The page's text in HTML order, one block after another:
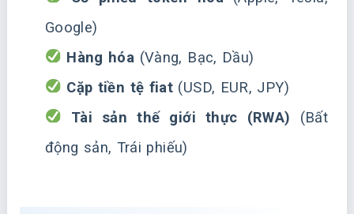
Google)
Hàng hóa (Vàng, Bạc, Dầu)
Cặp tiền tệ fiat (USD, EUR, JPY)
Tài sản thế giới thực (RWA) (Bất
động sản, Trái phiếu)